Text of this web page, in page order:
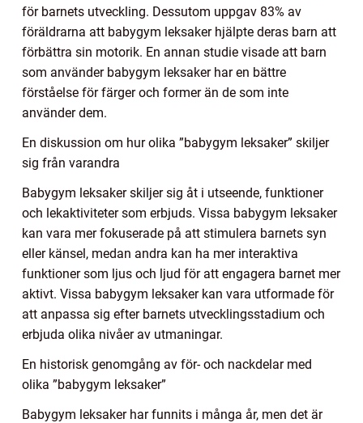
för barnets utveckling. Dessutom uppgav 83% av
föräldrarna att babygym leksaker hjälpte deras barn att
förbättra sin motorik. En annan studie visade att barn
som använder babygym leksaker har en bättre
förståelse för färger och former än de som inte
använder dem.
En diskussion om hur olika ”babygym leksaker” skiljer
sig från varandra
Babygym leksaker skiljer sig åt i utseende, funktioner
och lekaktiviteter som erbjuds. Vissa babygym leksaker
kan vara mer fokuserade på att stimulera barnets syn
eller känsel, medan andra kan ha mer interaktiva
funktioner som ljus och ljud för att engagera barnet mer
aktivt. Vissa babygym leksaker kan vara utformade för
att anpassa sig efter barnets utvecklingsstadium och
erbjuda olika nivåer av utmaningar.
En historisk genomgång av för- och nackdelar med
olika ”babygym leksaker”
Babygym leksaker har funnits i många år, men det är